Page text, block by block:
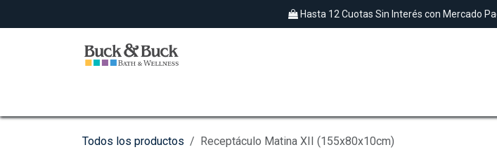
Hasta 12 Cuotas Sin Interés con Mercado
Todos los productos Receptáculo Matina XII (155x80x10cm)